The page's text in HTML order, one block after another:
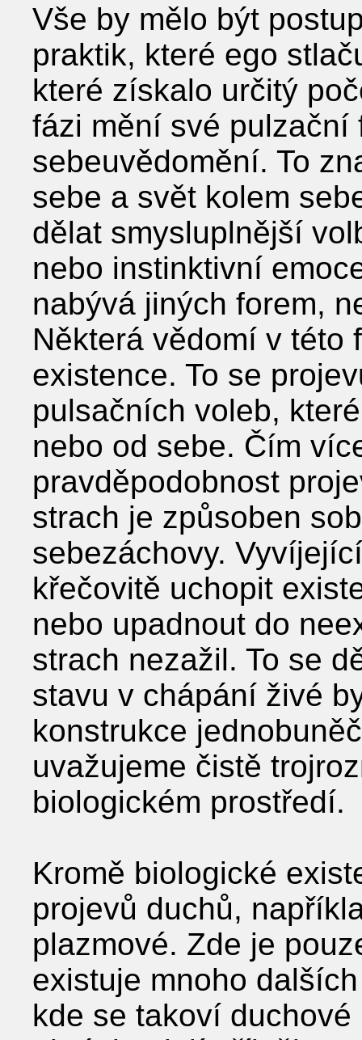
Vše by mělo být
praktik, které ego
které získalo určitý
fázi mění své
sebeuvědomění. To
sebe a svět kolem
dělat smysluplnější
nebo instinktivní
nabývá jiných forem,
Některá vědomí v této
existence. To se
pulsačních voleb,
nebo od sebe. Čím
pravděpodobnost
strach je způsoben
sebezáchovy.
křečovitě uchopit
nebo upadnout do
strach nezažil. To se
stavu v chápání živé
konstrukce
uvažujeme čistě
biologickém prostředí.
Kromě biologické
projevů duchů,
plazmové. Zde je
existuje mnoho
kde se takoví